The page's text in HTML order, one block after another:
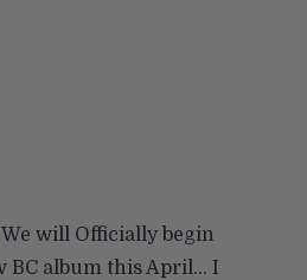
will Officially begin
BC album this April… I